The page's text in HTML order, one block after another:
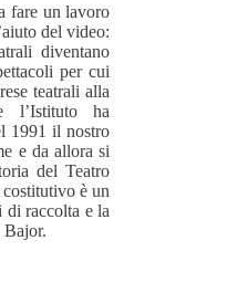
fare un lavoro
del video:
diventano
per cui
teatrali alla
l’Istituto ha
1991 il nostro
e da allora si
del Teatro
è un
di raccolta e la
Bajor.